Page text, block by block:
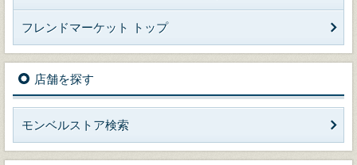
フレンドマーケット トップ
店舗を探す
モンベルストア検索